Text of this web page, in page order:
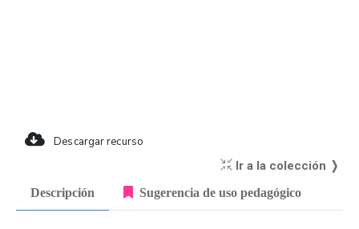
Descargar recurso
Ir a la colección ❭
Descripción Sugerencia de uso pedagógico